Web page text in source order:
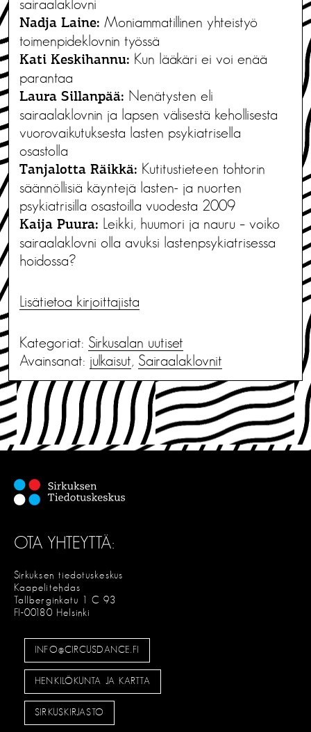
sairaalaklovni
Nadja Laine: Moniammatillinen yhteistyö
toimenpideklovnin työssä
Kati Keskihannu: Kun lääkäri ei voi enää
parantaa
Laura Sillanpää: Nenätysten eli
sairaalaklovnin ja lapsen välisestä kehollisesta
vuorovaikutuksesta lasten psykiatrisella
osastolla
Tanjalotta Räikkä: Kutitustieteen tohtorin
säännöllisiä käyntejä lasten- ja nuorten
psykiatrisilla osastoilla vuodesta 2009
Kaija Puura: Leikki, huumori ja nauru – voiko
sairaalaklovni olla avuksi lastenpsykiatrisessa
hoidossa?
Lisätietoa kirjoittajista
Kategoriat: Sirkusalan uutiset
Avainsanat: julkaisut, Sairaalaklovnit
OTA YHTEYTTÄ:
Sirkuksen tiedotuskeskus
Kaapelitehdas
Tallberginkatu 1 C 93
FI-00180 Helsinki
INFO@CIRCUSDANCE.FI
HENKILÖKUNTA JA KARTTA
SIRKUSKIRJASTO